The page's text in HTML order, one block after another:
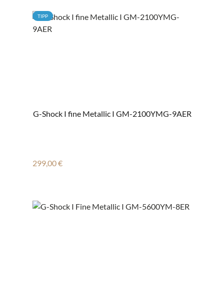
TIPP
G-Shock I fine Metallic I GM-2100YMG-9AER
Regulärer Preis:
299,00 €